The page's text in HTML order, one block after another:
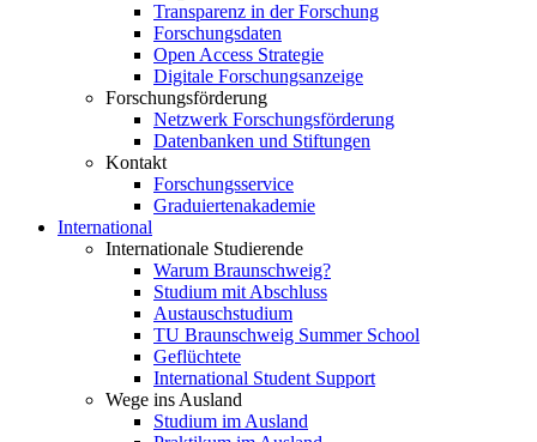
Transparenz in der Forschung
Forschungsdaten
Open Access Strategie
Digitale Forschungsanzeige
Forschungsförderung
Netzwerk Forschungsförderung
Datenbanken und Stiftungen
Kontakt
Forschungsservice
Graduiertenakademie
International
Internationale Studierende
Warum Braunschweig?
Studium mit Abschluss
Austauschstudium
TU Braunschweig Summer School
Geflüchtete
International Student Support
Wege ins Ausland
Studium im Ausland